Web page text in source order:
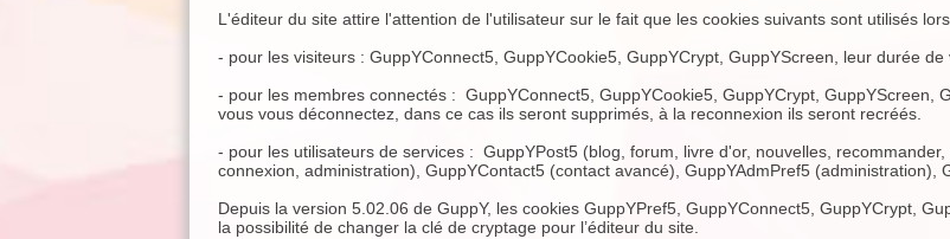
L'éditeur du site attire l'attention de l'utilisateur sur le fait que les cookies suivants sont utilisés
- pour les visiteurs : GuppYConnect5, GuppYCookie5, GuppYCrypt, GuppYScreen, leur durée de
- pour les membres connectés : GuppYConnect5, GuppYCookie5, GuppYCrypt, GuppYScreen,
vous vous déconnectez, dans ce cas ils seront supprimés, à la reconnexion ils seront recréés.
- pour les utilisateurs de services : GuppYPost5 (blog, forum, livre d'or, nouvelles,
connexion, administration), GuppYContact5 (contact avancé), GuppYAdmPref5 (administration),
Depuis la version 5.02.06 de GuppY, les cookies GuppYPref5, GuppYConnect5, GuppYCrypt,
la possibilité de changer la clé de cryptage pour l’éditeur du site.